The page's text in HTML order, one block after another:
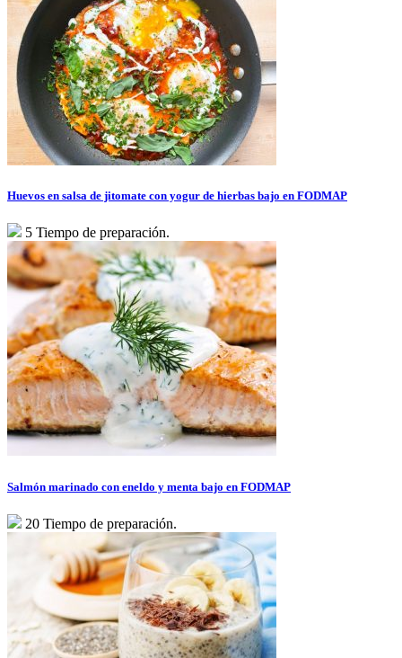
Huevos en salsa de jitomate con yogur de hierbas bajo en FODMAP
5 Tiempo de preparación.
Salmón marinado con eneldo y menta bajo en FODMAP
20 Tiempo de preparación.